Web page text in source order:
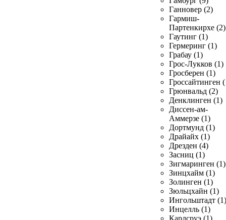
Ганновер (2)
Гармиш-
Партенкирхе (2)
Гаутинг (1)
Гермеринг (1)
Грабау (1)
Грос-Лукков (1)
Гросберен (1)
Гроссайтинген
Грюнвальд (2)
Денклинген (1)
Диссен-ам-
Аммерзе (1)
Дортмунд (1)
Драйайх (1)
Дрезден (4)
Засниц (1)
Зигмаринген (1)
Зинцхайм (1)
Золинген (1)
Зюльцхайн (1)
Ингольштадт (1)
Инцелль (1)
Карлсруэ (1)